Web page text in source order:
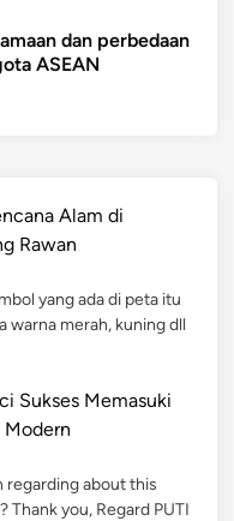
dan perbedaan
ASEAN
Alam di
Rawan
yang ada di peta itu
warna merah, kuning dll
Sukses Memasuki
Modern
about this
you, Regard PUTI